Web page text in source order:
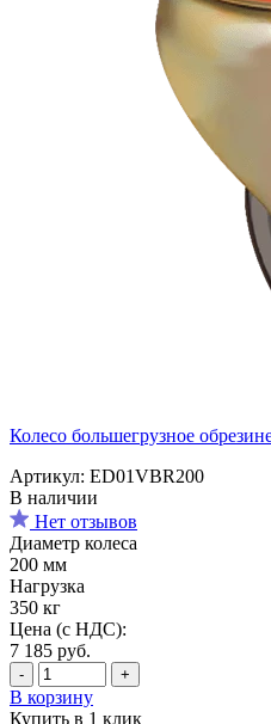
Колесо большегрузное
Артикул: ED01VBR200
В наличии
Нет отзывов
Диаметр колеса
200 мм
Нагрузка
350 кг
Цена (с НДС):
7 185 руб.
- +
В корзину
Купить в 1 клик